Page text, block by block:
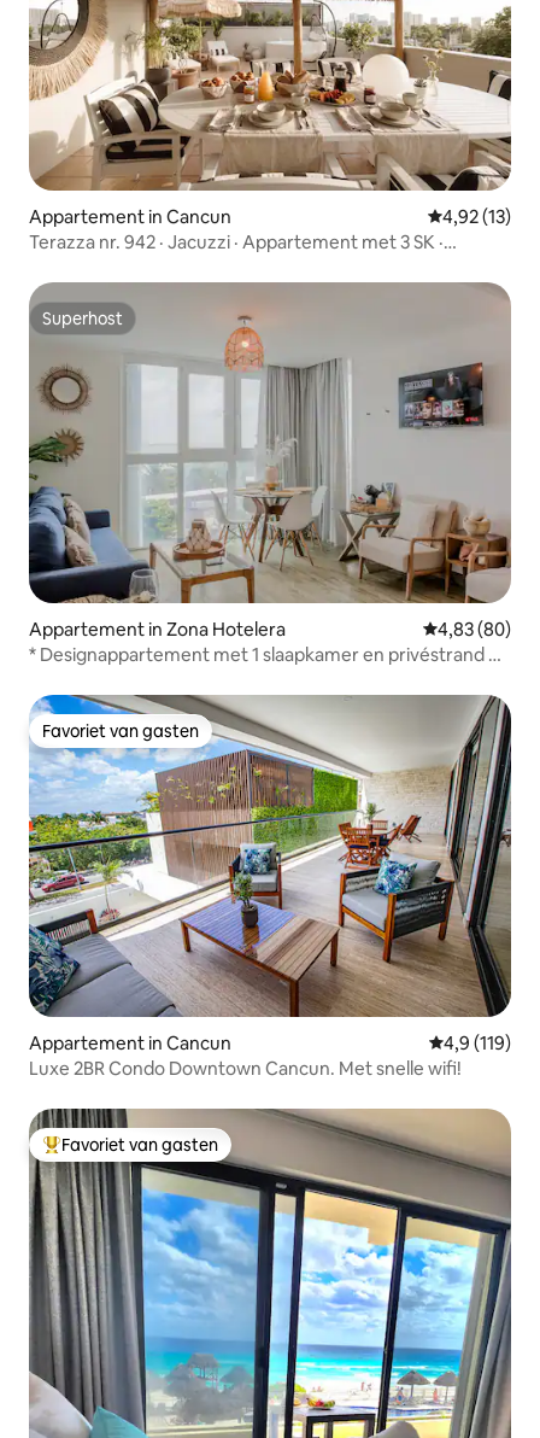
Appartement in Cancun Gemiddelde
4,92 (13)
Terazza nr. 942 · Jacuzzi · Appartement met 3 SK ·
Superhost
Superhost
Appartement in Zona Hotelera Gemiddelde
4,83 (80)
* Designappartement met 1 slaapkamer en privéstrand bij
Favoriet van gasten
Favoriet van gasten
Appartement in Cancun Gemiddelde
4,9 (119)
Luxe 2BR Condo Downtown Cancun. Met snelle wifi!
Topfavoriet van gasten
Favoriet van gasten